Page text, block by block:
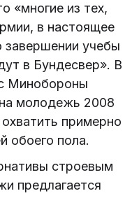
«многие из тех,
в настоящее
завершении учебы
в Бундесвер». В
Минобороны
молодежь 2008
примерно
обоего пола.
строевым
предлагается